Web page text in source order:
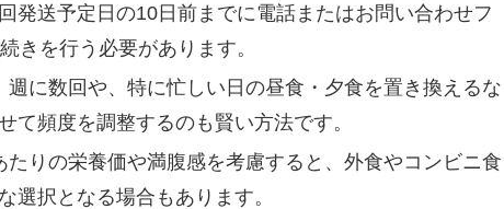
発送予定日の10日前までに電話またはお問い合わせフ
きを行う必要があります。
週に数回や、特に忙しい日の昼食・夕食を置き換えるな
て頻度を調整するのも賢い方法です。
たりの栄養価や満腹感を考慮すると、外食やコンビニ食
選択となる場合もあります。